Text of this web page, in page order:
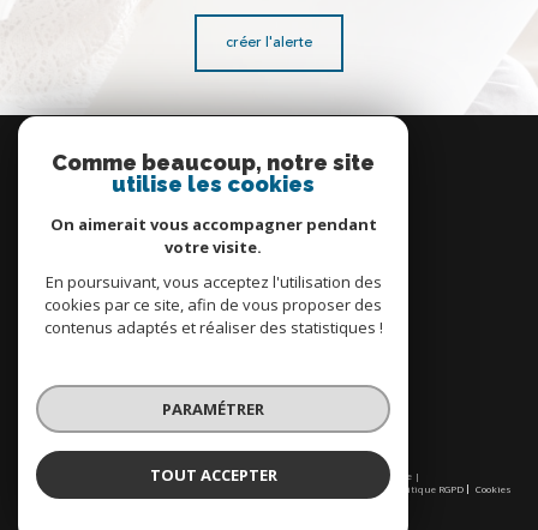
créer l'alerte
connecter
espace propriétaire
© 2026 | Tous droits réservés | Traduction powered by Google |
Nos honoraires
Politique RGPD Cookies
Comme beaucoup, notre site
utilise les cookies
On aimerait vous accompagner pendant
votre visite.
En poursuivant, vous acceptez l'utilisation des
cookies par ce site, afin de vous proposer des
contenus adaptés et réaliser des statistiques !
PARAMÉTRER
TOUT ACCEPTER